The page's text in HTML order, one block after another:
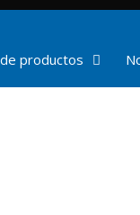
productos